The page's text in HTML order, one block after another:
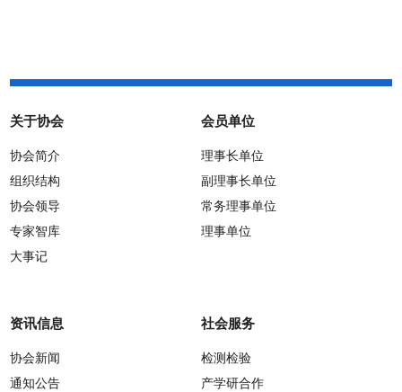
关于协会
协会简介
组织结构
协会领导
专家智库
大事记
会员单位
理事长单位
副理事长单位
常务理事单位
理事单位
资讯信息
协会新闻
通知公告
社会服务
检测检验
产学研合作